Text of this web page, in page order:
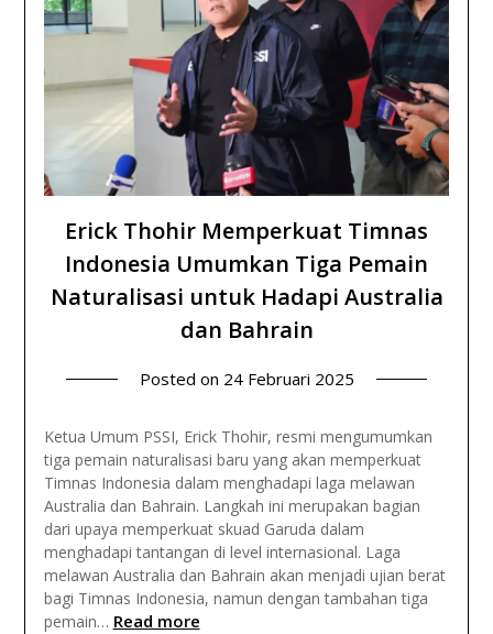
Erick Thohir Memperkuat Timnas
Indonesia Umumkan Tiga Pemain
Naturalisasi untuk Hadapi Australia
dan Bahrain
Posted on 24 Februari 2025
Ketua Umum PSSI, Erick Thohir, resmi mengumumkan
tiga pemain naturalisasi baru yang akan memperkuat
Timnas Indonesia dalam menghadapi laga melawan
Australia dan Bahrain. Langkah ini merupakan bagian
dari upaya memperkuat skuad Garuda dalam
menghadapi tantangan di level internasional. Laga
melawan Australia dan Bahrain akan menjadi ujian berat
bagi Timnas Indonesia, namun dengan tambahan tiga
pemain… Read more